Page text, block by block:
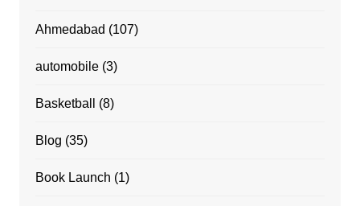
Ahmedabad (107)
automobile(3)
Basketball (8)
Blog (35)
Book Launch (1)